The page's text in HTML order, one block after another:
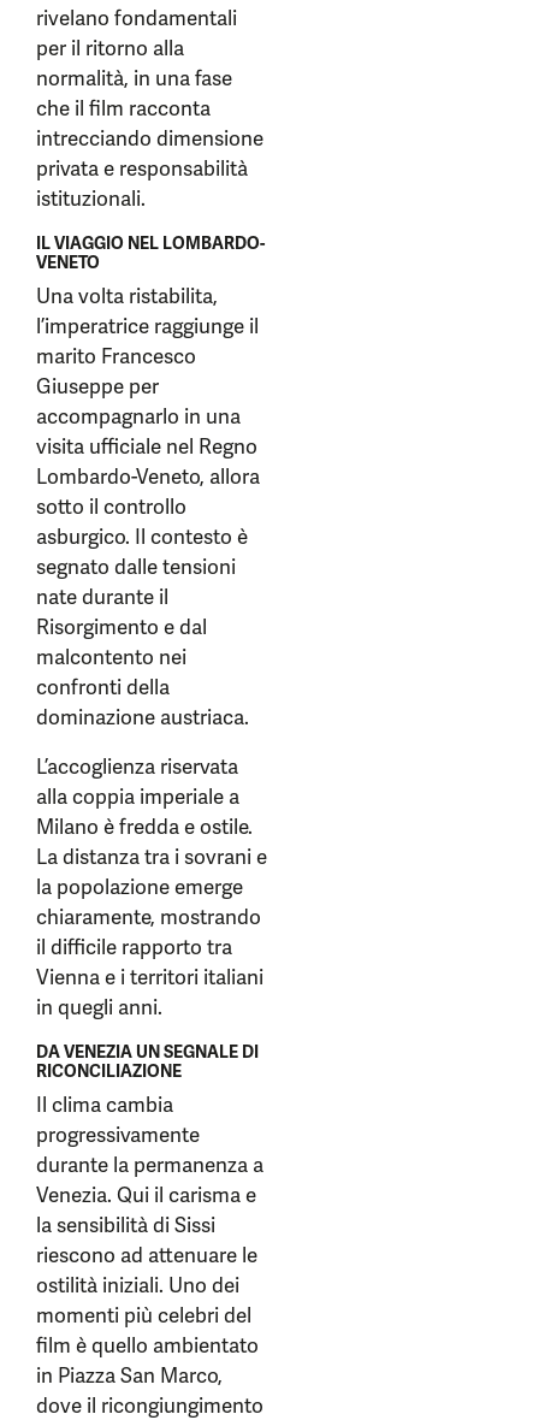
rivelano fondamentali
per il ritorno alla
normalità, in una fase
che il film racconta
intrecciando dimensione
privata e responsabilità
istituzionali.
IL VIAGGIO NEL LOMBARDO-
VENETO
Una volta ristabilita,
l’imperatrice raggiunge il
marito Francesco
Giuseppe per
accompagnarlo in una
visita ufficiale nel Regno
Lombardo-Veneto, allora
sotto il controllo
asburgico. Il contesto è
segnato dalle tensioni
nate durante il
Risorgimento e dal
malcontento nei
confronti della
dominazione austriaca.
L’accoglienza riservata
alla coppia imperiale a
Milano è fredda e ostile.
La distanza tra i sovrani e
la popolazione emerge
chiaramente, mostrando
il difficile rapporto tra
Vienna e i territori italiani
in quegli anni.
DA VENEZIA UN SEGNALE DI
RICONCILIAZIONE
Il clima cambia
progressivamente
durante la permanenza a
Venezia. Qui il carisma e
la sensibilità di Sissi
riescono ad attenuare le
ostilità iniziali. Uno dei
momenti più celebri del
film è quello ambientato
in Piazza San Marco,
dove il ricongiungimento